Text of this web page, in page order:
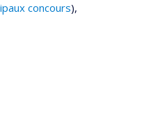
concours),